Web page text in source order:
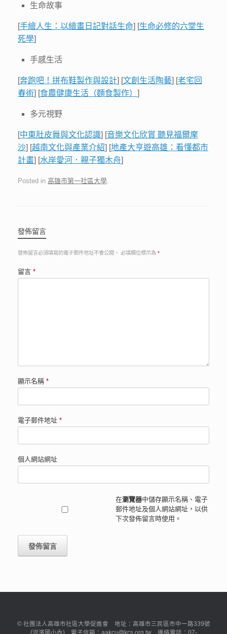
生命故事
[手繪人生： 以繪畫日記對話生命] [生命必修的六堂生
死學]
手感生活
[奔跑吧！拼布鞋製作與設計] [文創生活陶藝] [老宅回
春術] [食農健康生活（麵食製作） ]
多元視野
[中東肚皮舞與文化認識] [音樂文化欣賞 聽見福爾摩
沙] [越南文化與產業介紹] [地產大亨遊高雄： 看懂都市
計畫] [水岸愛河．親子獨木舟]
Posted in 高雄市第一社區大學.
發佈留言
發佈留言必須填寫的電子郵件地址不會公開。 必填欄位標示為 *
留言 *
顯示名稱 *
電子郵件地址 *
個人網站網址
在瀏覽器中儲存顯示名稱、電子
郵件地址及個人網站網址，以供
下次發佈留言時使用。
© 社團法人高雄市社區大學促進會 地址：高雄市三民區市中一路339號
(河濱國小內) 電子信箱：aakcu@kcs.org.tw 連絡電話：07-